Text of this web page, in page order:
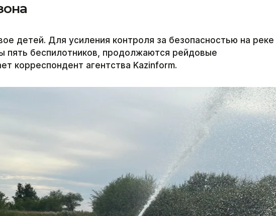
детей. Для усиления контроля за безопасностью на реке
пять беспилотников, продолжаются рейдовые
корреспондент агентства Kazinform.